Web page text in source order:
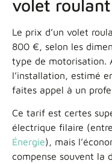
volet
Le prix d’un volet
800 €, selon les
type de motorisation.
l’installation, estimé
faites appel à un
Ce tarif est certes
électrique filaire
Énergie), mais
compense souvent la